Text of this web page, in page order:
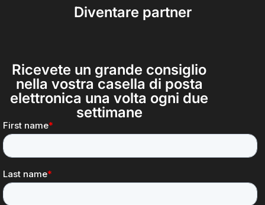
Diventare partner
Ricevete un grande consiglio
nella vostra casella di posta
elettronica una volta ogni due
settimane